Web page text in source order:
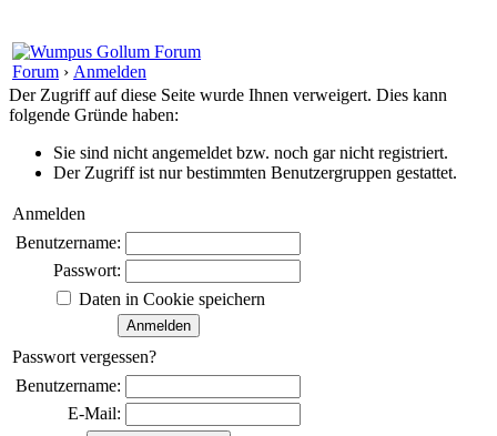
Forum › Anmelden
Der Zugriff auf diese Seite wurde Ihnen verweigert. Dies kann
folgende Gründe haben:
Sie sind nicht angemeldet bzw. noch gar nicht registriert.
Der Zugriff ist nur bestimmten Benutzergruppen gestattet.
Anmelden
Benutzername:
Passwort:
Daten in Cookie speichern
Passwort vergessen?
Benutzername:
E-Mail: